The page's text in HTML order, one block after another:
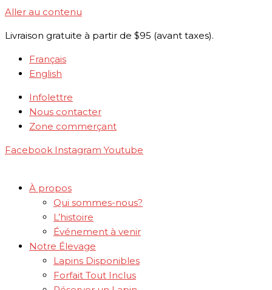
Aller au contenu
Livraison gratuite à partir de $95 (avant taxes).
Français
English
Infolettre
Nous contacter
Zone commerçant
Facebook Instagram Youtube
À propos
Qui sommes-nous?
L’histoire
Événement à venir
Notre Élevage
Lapins Disponibles
Forfait Tout Inclus